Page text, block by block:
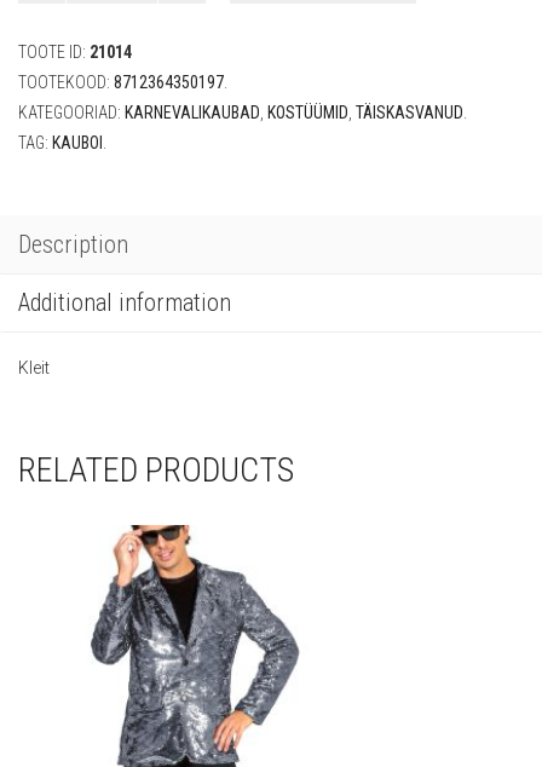
(EU
36-
38)
TOOTE ID: 21014
TOOTEKOOD: 8712364350197
KATEGOORIAD: KARNEVALIKAUBAD KOSTÜÜMID TÄISKASVANUD
TAG: KAUBOI
Description
Additional information
Kleit
RELATED PRODUCTS